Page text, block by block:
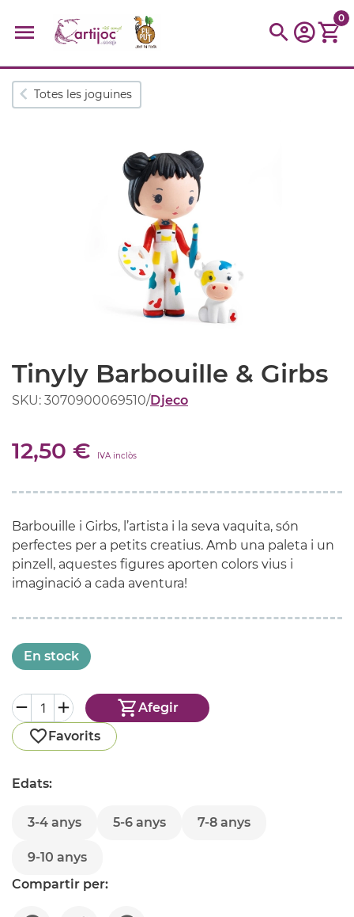
Cerques populars
tinkering
0
Totes les joguines
Tinyly Barbouille & Girbs
SKU: 3070900069510/Djeco
12,50 € IVA inclòs
Barbouille i Girbs, l’artista i la seva vaquita, són
perfectes per a petits creatius. Amb una paleta i un
pinzell, aquestes figures aporten colors vius i
imaginació a cada aventura!
En stock
Afegir
Favorits
Edats:
3-4 anys 5-6 anys 7-8 anys
9-10 anys
Compartir per: